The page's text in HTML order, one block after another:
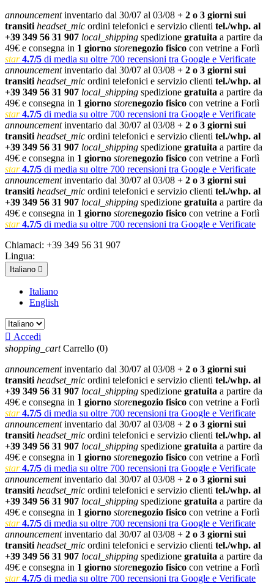
announcementinventario dal 30/07 al 03/08 + 2 o 3 giorni sui
transiti headset_mic ordini telefonici e servizio clienti tel./whp. al
+39 349 56 31 907 local_shipping spedizione gratuita a partire da
49€ e consegna in 1 giorno storenegozio fisico con vetrine a Forlì
star 4.7/5 di media su oltre 700 recensioni tra Google e Verificate
announcementinventario dal 30/07 al 03/08 + 2 o 3 giorni sui
transiti headset_mic ordini telefonici e servizio clienti tel./whp. al
+39 349 56 31 907 local_shipping spedizione gratuita a partire da
49€ e consegna in 1 giorno storenegozio fisico con vetrine a Forlì
star 4.7/5 di media su oltre 700 recensioni tra Google e Verificate
announcementinventario dal 30/07 al 03/08 + 2 o 3 giorni sui
transiti headset_mic ordini telefonici e servizio clienti tel./whp. al
+39 349 56 31 907 local_shipping spedizione gratuita a partire da
49€ e consegna in 1 giorno storenegozio fisico con vetrine a Forlì
star 4.7/5 di media su oltre 700 recensioni tra Google e Verificate
announcementinventario dal 30/07 al 03/08 + 2 o 3 giorni sui
transiti headset_mic ordini telefonici e servizio clienti tel./whp. al
+39 349 56 31 907 local_shipping spedizione gratuita a partire da
49€ e consegna in 1 giorno storenegozio fisico con vetrine a Forlì
star 4.7/5 di media su oltre 700 recensioni tra Google e Verificate
Chiamaci: +39 349 56 31 907
Lingua:
Italiano 
Italiano
English
 Accedi
shopping_cart Carrello (0)
announcementinventario dal 30/07 al 03/08 + 2 o 3 giorni sui
transiti headset_mic ordini telefonici e servizio clienti tel./whp. al
+39 349 56 31 907 local_shipping spedizione gratuita a partire da
49€ e consegna in 1 giorno storenegozio fisico con vetrine a Forlì
star 4.7/5 di media su oltre 700 recensioni tra Google e Verificate
announcementinventario dal 30/07 al 03/08 + 2 o 3 giorni sui
transiti headset_mic ordini telefonici e servizio clienti tel./whp. al
+39 349 56 31 907 local_shipping spedizione gratuita a partire da
49€ e consegna in 1 giorno storenegozio fisico con vetrine a Forlì
star 4.7/5 di media su oltre 700 recensioni tra Google e Verificate
announcementinventario dal 30/07 al 03/08 + 2 o 3 giorni sui
transiti headset_mic ordini telefonici e servizio clienti tel./whp. al
+39 349 56 31 907 local_shipping spedizione gratuita a partire da
49€ e consegna in 1 giorno storenegozio fisico con vetrine a Forlì
star 4.7/5 di media su oltre 700 recensioni tra Google e Verificate
announcementinventario dal 30/07 al 03/08 + 2 o 3 giorni sui
transiti headset_mic ordini telefonici e servizio clienti tel./whp. al
+39 349 56 31 907 local_shipping spedizione gratuita a partire da
49€ e consegna in 1 giorno storenegozio fisico con vetrine a Forlì
star 4.7/5 di media su oltre 700 recensioni tra Google e Verificate